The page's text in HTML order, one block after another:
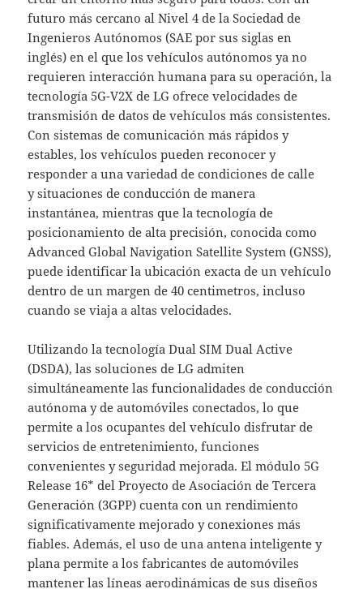
futuro más cercano al Nivel 4 de la Sociedad de
Ingenieros Autónomos (SAE por sus siglas en
inglés) en el que los vehículos autónomos ya no
requieren interacción humana para su operación, la
tecnología 5G-V2X de LG ofrece velocidades de
transmisión de datos de vehículos más consistentes.
Con sistemas de comunicación más rápidos y
estables, los vehículos pueden reconocer y
responder a una variedad de condiciones de calle
y situaciones de conducción de manera
instantánea, mientras que la tecnología de
posicionamiento de alta precisión, conocida como
Advanced Global Navigation Satellite System (GNSS),
puede identificar la ubicación exacta de un vehículo
dentro de un margen de 40 centimetros, incluso
cuando se viaja a altas velocidades.
Utilizando la tecnología Dual SIM Dual Active
(DSDA), las soluciones de LG admiten
simultáneamente las funcionalidades de conducción
autónoma y de automóviles conectados, lo que
permite a los ocupantes del vehículo disfrutar de
servicios de entretenimiento, funciones
convenientes y seguridad mejorada. El módulo 5G
Release 16* del Proyecto de Asociación de Tercera
Generación (3GPP) cuenta con un rendimiento
significativamente mejorado y conexiones más
fiables. Además, el uso de una antena inteligente y
plana permite a los fabricantes de automóviles
mantener las líneas aerodinámicas de sus diseños